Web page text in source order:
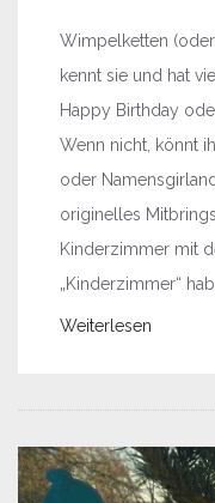
Wimpelketten
kennt sie und hat
Happy Birthday
Wenn nicht, könnt
oder
originelles
Kinderzimmer mit
„Kinderzimmer“
Weiterlesen